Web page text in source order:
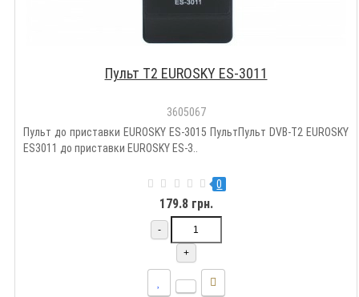
Пульт T2 EUROSKY ES-3011
3605067
Пульт до приставки EUROSKY ES-3015 ПультПульт DVB-T2 EUROSKY
ES3011 до приставки EUROSKY ES-3..
0
179.8 грн.
-
+